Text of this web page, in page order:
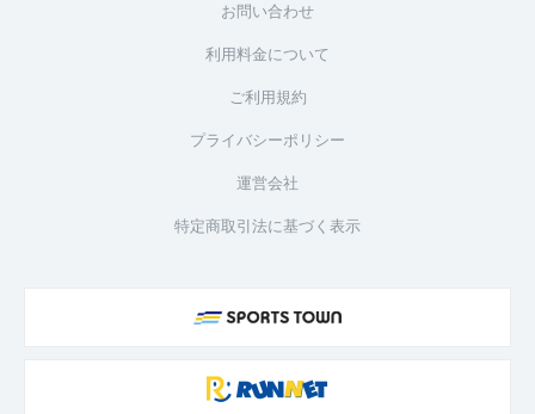
お問い合わせ
利用料金について
ご利用規約
プライバシーポリシー
運営会社
特定商取引法に基づく表示